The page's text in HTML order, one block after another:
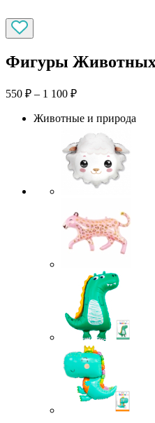
Фигуры
550 ₽ – 1 100 ₽
Животные и природа